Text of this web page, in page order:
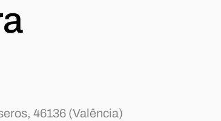
46136 (Valência)